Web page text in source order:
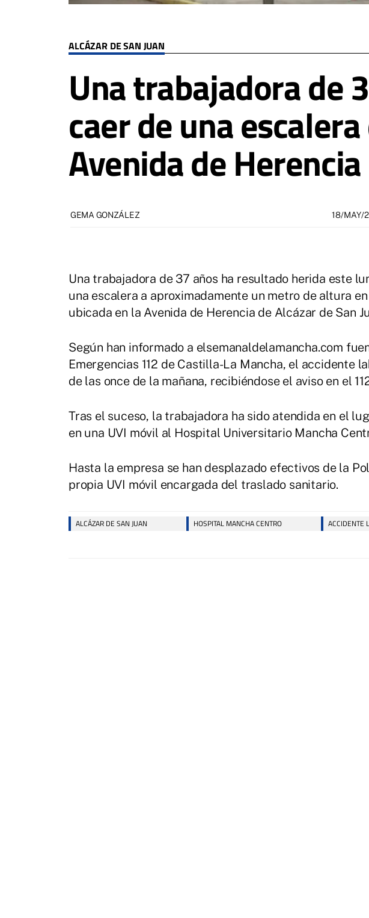
ALCÁZAR DE SAN JUAN
Una trabajadora de
caer de una
Avenida de Herencia
GEMA GONZÁLEZ 18/MAY/
Una trabajadora de 37 años ha resultado herida este
una escalera a aproximadamente un metro de altura
ubicada en la Avenida de Herencia de Alcázar de San
Según han informado a elsemanaldelamancha.com
Emergencias 112 de Castilla-La Mancha, el accidente
de las once de la mañana, recibiéndose el aviso en el
Tras el suceso, la trabajadora ha sido atendida en el
en una UVI móvil al Hospital Universitario Mancha
Hasta la empresa se han desplazado efectivos de la
propia UVI móvil encargada del traslado sanitario.
ALCÁZAR DE SAN JUAN HOSPITAL MANCHA CENTRO ACCIDENTE